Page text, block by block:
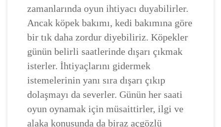
zamanlarında oyun ihtiyacı duyabilirler.
Ancak köpek bakımı, kedi bakımına göre
bir tık daha zordur diyebiliriz. Köpekler
günün belirli saatlerinde dışarı çıkmak
isterler. İhtiyaçlarını gidermek
istemelerinin yanı sıra dışarı çıkıp
dolaşmayı da severler. Günün her saati
oyun oynamak için müsaittirler, ilgi ve
alaka konusunda da biraz açgözlü